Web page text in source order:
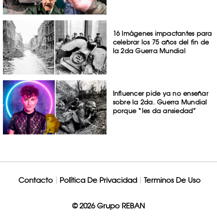
16 Imágenes impactantes para
celebrar los 75 años del fin de
la 2da Guerra Mundial
Influencer pide ya no enseñar
sobre la 2da. Guerra Mundial
porque “les da ansiedad”
Contacto Política De Privacidad Terminos De Uso
© 2026 Grupo REBAN